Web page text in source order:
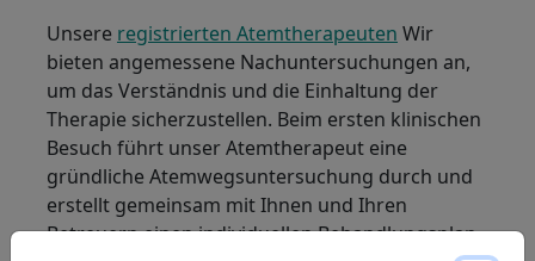
Unsere registrierten Atemtherapeuten Wir
bieten angemessene Nachuntersuchungen an,
um das Verständnis und die Einhaltung der
Therapie sicherzustellen. Beim ersten klinischen
Besuch führt unser Atemtherapeut eine
gründliche Atemwegsuntersuchung durch und
erstellt gemeinsam mit Ihnen und Ihren
Betreuern einen individuellen Behandlungsplan.